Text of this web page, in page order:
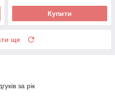
Купити
ще
за рік